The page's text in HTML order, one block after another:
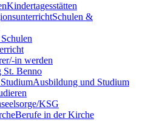
Kindertagesstätten
Schulen &
in werden
St. Benno
Ausbildung und Studium
KSG
Berufe in der Kirche